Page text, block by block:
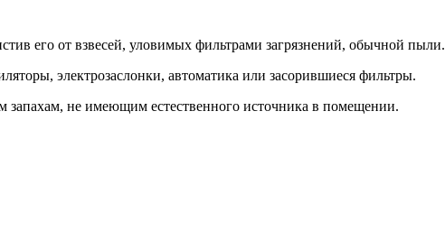
его от взвесей, уловимых фильтрами загрязнений, обычной пыли.
электрозаслонки, автоматика или засорившиеся фильтры.
не имеющим естественного источника в помещении.